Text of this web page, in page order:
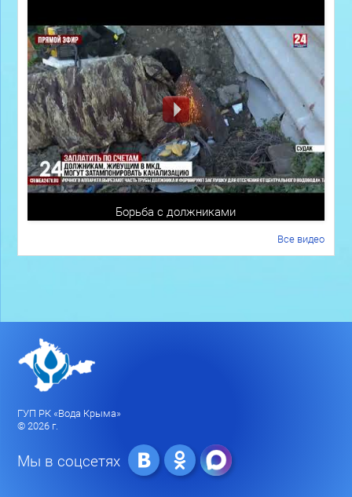
Борьба с должниками
Все видео
ГУП РК «Вода Крыма»
© 2026 г.
Мы в соцсетях